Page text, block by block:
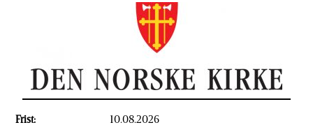
Frist:
10.08.2026